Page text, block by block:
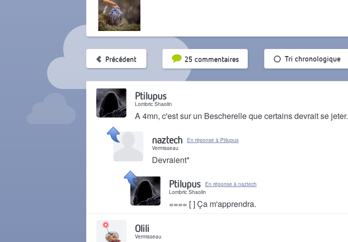
Précédent 25 commentaires
Tri par popularité Tri chronologique
Ptilupus
Lombric Shaolin
A 4mn, c'est sur un Bescherelle que certains devrait se jeter.
Il y a 1 mois
naztech
En réponse à Ptilupus
Vermisseau
Devraient*
Il y a 1 mois
Ptilupus
En réponse à naztech
Lombric Shaolin
==== [ ] Ça m'apprendra.
Olili
Vermisseau